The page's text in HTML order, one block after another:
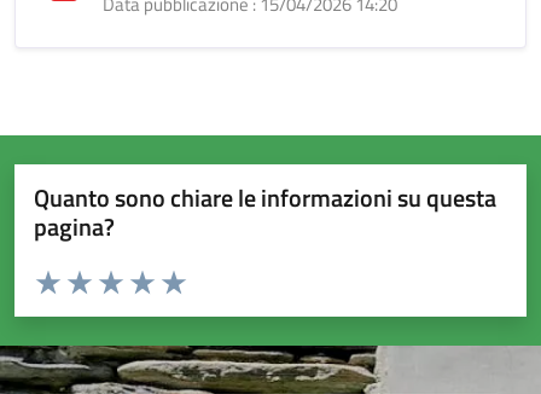
Quanto sono chiare le informazioni su questa
pagina?
Valuta da 1 a 5 stelle la pagina
Valuta 5 stelle su 5
Valuta 4 stelle su 5
Valuta 3 stelle su 5
Valuta 2 stelle su 5
Valuta 1 stelle su 5